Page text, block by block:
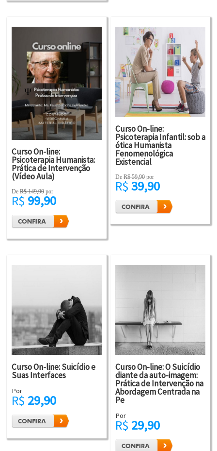
Curso On-line:
Psicoterapia Humanista:
Prática de Intervenção
(Vídeo Aula)
De R$ 149,90 por
R$ 99,90
Curso On-line:
Psicoterapia Infantil: sob a
ótica Humanista
Fenomenológica
Existencial
De R$ 59,90 por
R$ 39,90
Curso On-line: Suicídio e
Suas Interfaces
Por
R$ 29,90
Curso On-line: O Suicídio
diante da auto-imagem:
Prática de Intervenção na
Abordagem Centrada na
Pe
Por
R$ 29,90